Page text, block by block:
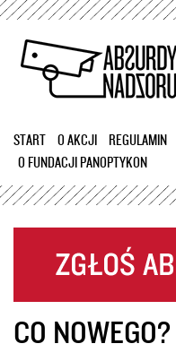
treści
START O AKCJI REGULAMIN
O FUNDACJI PANOPTYKON
CO NOWEGO?